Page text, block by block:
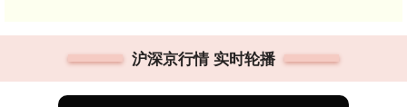
沪深京行情 实时轮播